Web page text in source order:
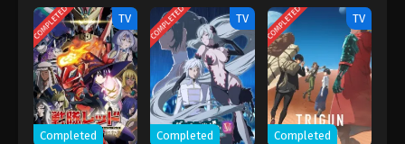
Saikyou no Chikara wo Eru Episode 5
4
Kizoku Tensei: Megumareta Umare kara
Saikyou no Chikara wo Eru Episode 4
3
Kizoku Tensei: Megumareta Umare kara
Saikyou no Chikara wo Eru Episode 3
COMPLETED TV
Completed
COMPLETED TV
Completed
COMPLETED TV
Completed